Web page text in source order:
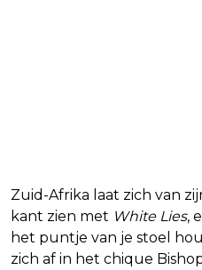
Zuid-Afrika laat zich van
kant zien met White Lies,
het puntje van je stoel
zich af in het chique